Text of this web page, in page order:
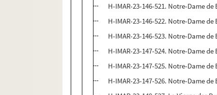
H-IMAR-23-146-521. Notre-Dame
H-IMAR-23-146-522. Notre-Dame
H-IMAR-23-146-523. Notre-Dame
H-IMAR-23-147-524. Notre-Dame de
H-IMAR-23-147-525. Notre-Dame de
H-IMAR-23-147-526. Notre-Dame de